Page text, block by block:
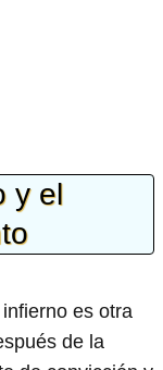
y el
es otra
de la